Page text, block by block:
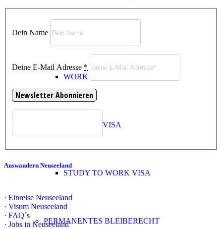
VISITOR VISA
WORK VISA
STUDENT VISA
STUDY TO WORK VISA
PERMANENTES BLEIBERECHT
Dein Name
Deine E-Mail Adresse *
Auswandern Neuseeland
· Einreise Neuseeland
· Visum Neuseeland
· FAQ´s
· Jobs in Neuseeland